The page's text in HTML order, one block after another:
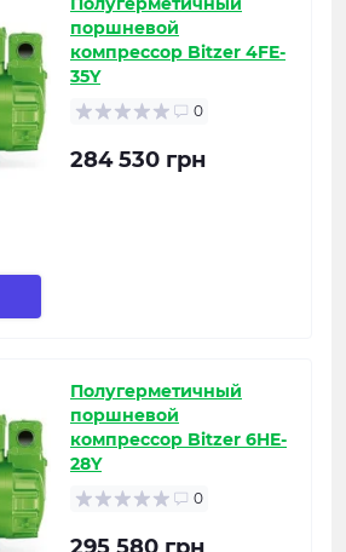
поршневой
компрессор Bitzer 4FE-
35Y
0
284 530 грн
Полугерметичный
поршневой
компрессор Bitzer 6HE-
28Y
0